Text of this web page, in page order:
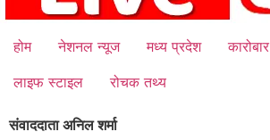
होम नेशनल न्यूज मध्य प्रदेश कारोबार
लाइफ स्टाइल
रोचक तथ्य
संवाददाता अनिल शर्मा